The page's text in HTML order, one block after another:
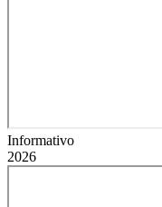
Informativo
2026